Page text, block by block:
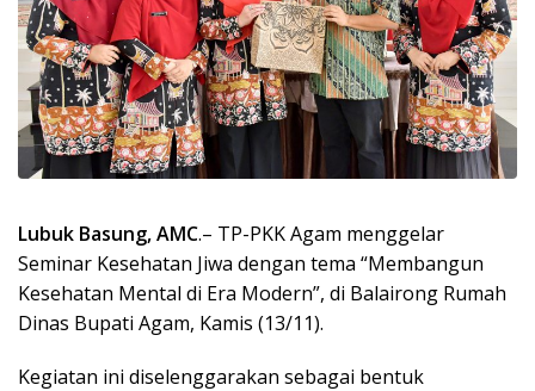
Lubuk Basung, AMC.– TP-PKK Agam menggelar
Seminar Kesehatan Jiwa dengan tema “Membangun
Kesehatan Mental di Era Modern”, di Balairong Rumah
Dinas Bupati Agam, Kamis (13/11).
Kegiatan ini diselenggarakan sebagai bentuk